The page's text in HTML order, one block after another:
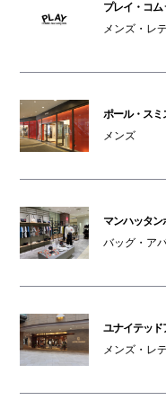
プレイ・コム
メンズ・レ
ポール・スミ
メンズ
マンハッタン
バッグ・ア
ユナイテッド
メンズ・レ